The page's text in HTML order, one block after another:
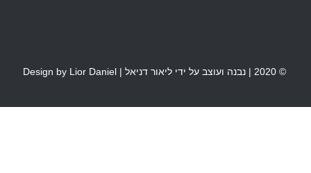
© 2020 | נבנה ועוצב על ידי ליאור דניאל | Design by Lior Daniel